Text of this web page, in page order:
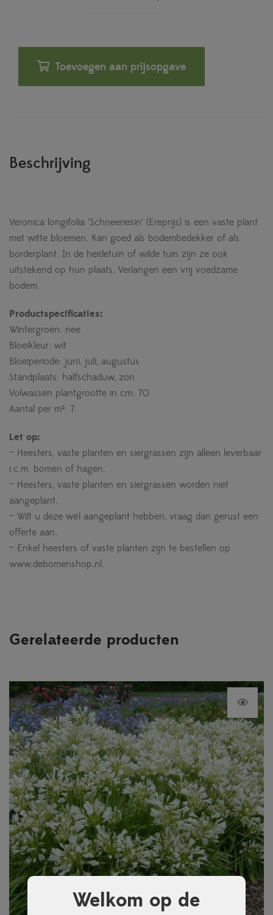
Welkom op de
Toevoegen aan prijsopgave
Beschrijving
Veronica longifolia ‘Schneeriesin’ (Ereprijs) is een vaste plant
met witte bloemen. Kan goed als bodembedekker of als
borderplant. In de heidetuin of wilde tuin zijn ze ook
uitstekend op hun plaats. Verlangen een vrij voedzame
bodem.
Productspecificaties:
Wintergroen: nee
Bloeikleur: wit
Bloeiperiode: juni, juli, augustus
Standplaats: halfschaduw, zon
Volwassen plantgrootte in cm: 70
Aantal per m²: 7
Let op:
– Heesters, vaste planten en siergrassen zijn alleen leverbaar
i.c.m. bomen of hagen.
– Heesters, vaste planten en siergrassen worden niet
aangeplant.
– Wilt u deze wél aangeplant hebben, vraag dan gerust een
offerte aan.
– Enkel heesters of vaste planten zijn te bestellen op
www.debomenshop.nl.
Gerelateerde producten